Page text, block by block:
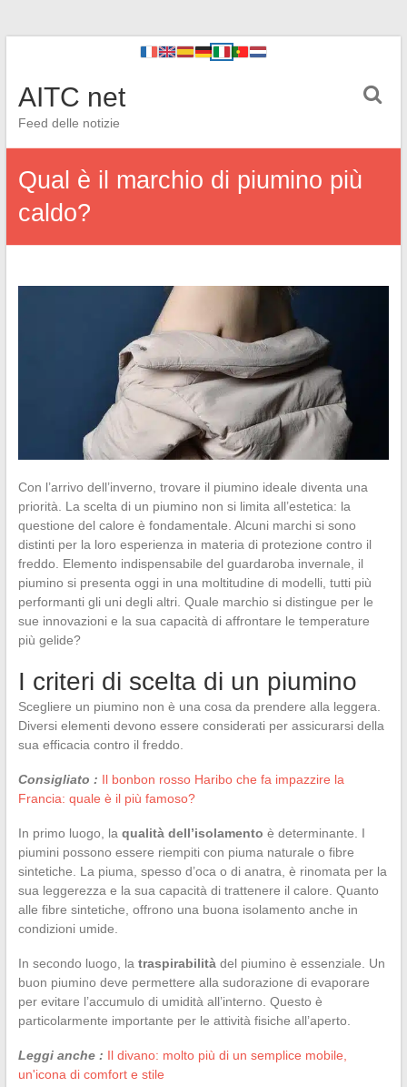
AITC net
Feed delle notizie
Qual è il marchio di piumino più
caldo?
Con l’arrivo dell’inverno, trovare il piumino ideale diventa una
priorità. La scelta di un piumino non si limita all’estetica: la
questione del calore è fondamentale. Alcuni marchi si sono
distinti per la loro esperienza in materia di protezione contro il
freddo. Elemento indispensabile del guardaroba invernale, il
piumino si presenta oggi in una moltitudine di modelli, tutti più
performanti gli uni degli altri. Quale marchio si distingue per le
sue innovazioni e la sua capacità di affrontare le temperature
più gelide?
I criteri di scelta di un piumino
Scegliere un piumino non è una cosa da prendere alla leggera.
Diversi elementi devono essere considerati per assicurarsi della
sua efficacia contro il freddo.
Consigliato : Il bonbon rosso Haribo che fa impazzire la
Francia: quale è il più famoso?
In primo luogo, la qualità dell’isolamento è determinante. I
piumini possono essere riempiti con piuma naturale o fibre
sintetiche. La piuma, spesso d’oca o di anatra, è rinomata per la
sua leggerezza e la sua capacità di trattenere il calore. Quanto
alle fibre sintetiche, offrono una buona isolamento anche in
condizioni umide.
In secondo luogo, la traspirabilitàdel piumino è essenziale. Un
buon piumino deve permettere alla sudorazione di evaporare
per evitare l’accumulo di umidità all’interno. Questo è
particolarmente importante per le attività fisiche all’aperto.
Leggi anche : Il divano: molto più di un semplice mobile,
un'icona di comfort e stile